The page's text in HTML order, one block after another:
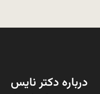
درباره دکتر نایس